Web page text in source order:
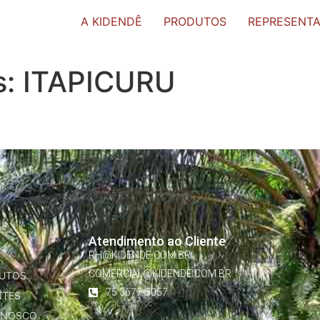
A KIDENDÊ PRODUTOS
ITAPICURU
Atendimento ao Cliente
RH@KIDENDE.COM.BR
COMERCIAL@KIDENDE.COM.BR
75 3677-5057